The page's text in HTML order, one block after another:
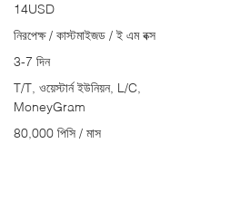
14USD
নিরপেক্ষ / কাস্টমাইজড / ই এম বক্স
3-7 দিন
T/T, ওয়েস্টার্ন ইউনিয়ন, L/C,
MoneyGram
80,000 পিসি / মাস